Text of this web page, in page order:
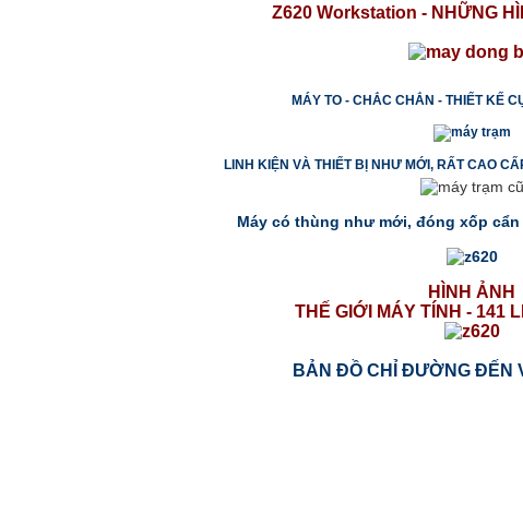
Z620 Workstation - NHỮNG
MÁY TO - CHẮC CHẮN - THIẾT KẾ
LINH KIỆN VÀ THIẾT BỊ NHƯ MỚI, RẤT CAO
Máy có thùng như mới, đóng xốp
HÌNH ẢNH
THẾ GIỚI MÁY TÍNH - 141
BẢN ĐỒ CHỈ ĐƯỜNG ĐẾN